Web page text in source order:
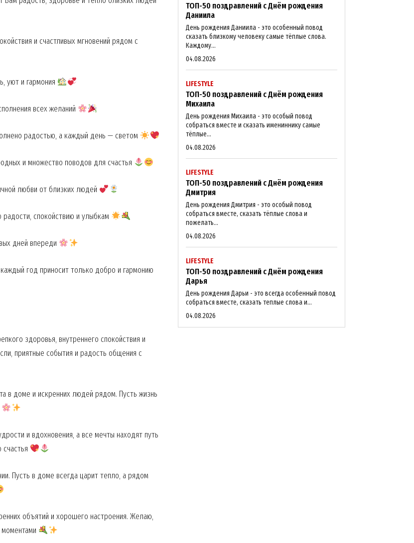
и счастливых мгновений рядом с
уют и гармония
всех желаний
радостью, а каждый день — светом
и множество поводов для счастья
любви от близких людей
спокойствию и улыбкам
дней впереди
год приносит только добро и гармонию
здоровья, внутреннего спокойствия и
приятные события и радость общения с
в доме и искренних людей рядом. Пусть жизнь
и вдохновения, а все мечты находят путь
Пусть в доме всегда царит тепло, а рядом
объятий и хорошего настроения. Желаю,
ТОП-50 поздравлений с Днём рождения
Даниила
День рождения Даниила - это особенный повод
сказать близкому человеку самые тёплые слова.
Каждому...
04.08.2026
LIFESTYLE
ТОП-50 поздравлений с Днём рождения
Михаила
День рождения Михаила - это особый повод
собраться вместе и сказать имениннику самые
тёплые...
04.08.2026
LIFESTYLE
ТОП-50 поздравлений с Днём рождения
Дмитрия
День рождения Дмитрия - это особый повод
собраться вместе, сказать тёплые слова и
пожелать...
04.08.2026
LIFESTYLE
ТОП-50 поздравлений с Днём рождения
Дарья
День рождения Дарьи - это всегда особенный повод
собраться вместе, сказать теплые слова и...
04.08.2026